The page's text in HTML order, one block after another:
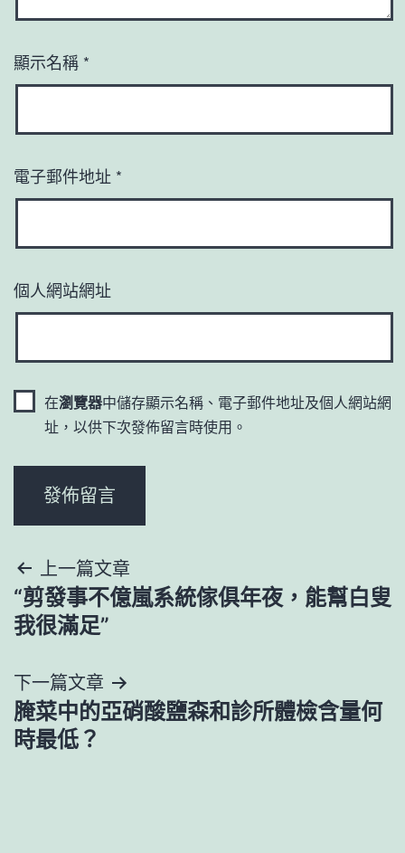
顯示名稱 *
電子郵件地址 *
個人網站網址
在瀏覽器中儲存顯示名稱、電子郵件地址及個人網站網
址，以供下次發佈留言時使用。
文
章
覽
上一篇文章
“剪發事不億嵐系統傢俱年夜，能幫白叟
我很滿足”
下一篇文章
腌菜中的亞硝酸鹽森和診所體檢含量何
時最低？